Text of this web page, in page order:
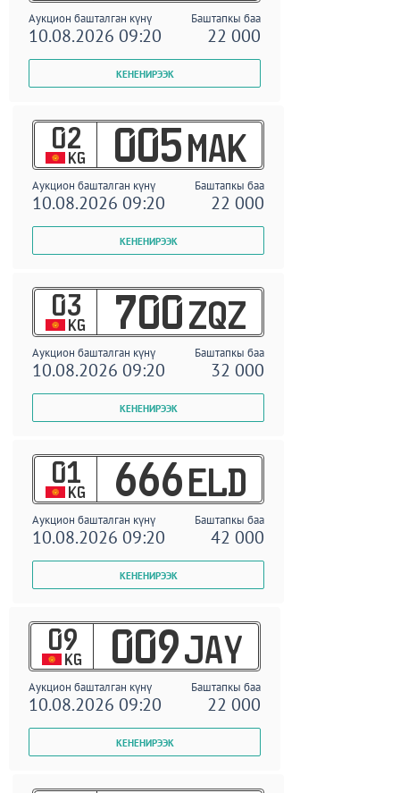
Аукцион башталган күнү Баштапкы баа
10.08.2026 09:20 22 000
02
KG 005 MAK
Аукцион башталган күнү Баштапкы баа
10.08.2026 09:20 22 000
03
KG 700 ZQZ
Аукцион башталган күнү Баштапкы баа
10.08.2026 09:20 32 000
01
KG 666 ELD
Аукцион башталган күнү Баштапкы баа
10.08.2026 09:20 42 000
09
KG 009 JAY
Аукцион башталган күнү Баштапкы баа
10.08.2026 09:20 22 000